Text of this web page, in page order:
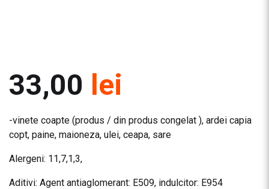
33,00 lei
-vinete coapte (produs / din produs congelat ), ardei capia
copt, paine, maioneza, ulei, ceapa, sare
Alergeni: 11,7,1,3,
Aditivi: Agent antiaglomerant: E509, indulcitor: E954